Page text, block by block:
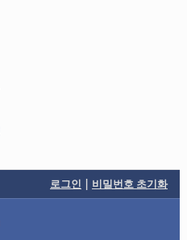
로그인 | 비밀번호 초기화